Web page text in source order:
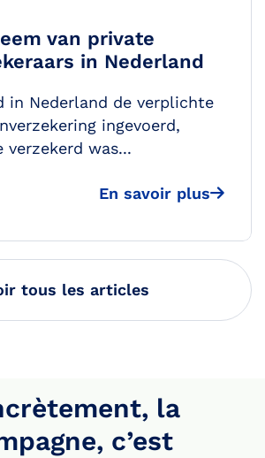
van private
in Nederland
in Nederland de verplichte
ingevoerd,
verzekerd was...
En savoir plus
tous les articles
la
c’est